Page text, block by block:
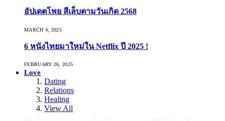
อัปเดตโพย สีเล็บตามวันเกิด 2568
MARCH 4, 2025
6 หนังไทยมาใหม่ใน Netflix ปี 2025 !
FEBRUARY 26, 2025
Love
Dating
Relations
Healing
View All